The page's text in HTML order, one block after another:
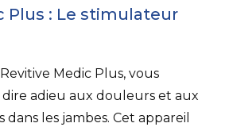
Plus : Le stimulateur
Medic Plus, vous
adieu aux douleurs et aux
dans les jambes. Cet appareil